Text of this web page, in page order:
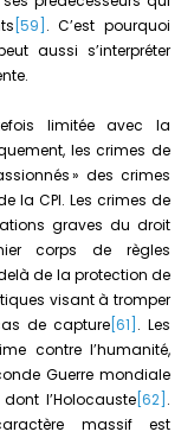
[59] . C’est pourquoi
aussi s’interpréter
limitée avec la
les crimes de
» des crimes
la CPI. Les crimes de
graves du droit
corps de règles
de la protection de
visant à tromper
de capture [61] . Les
contre l’humanité,
Guerre mondiale
l’Holocauste [62] .
massif est